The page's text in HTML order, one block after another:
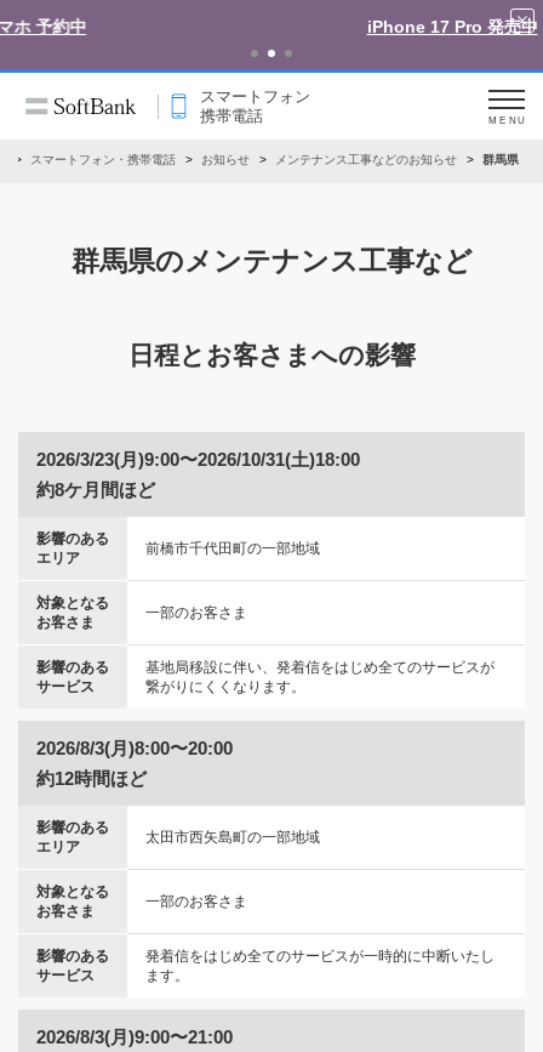
スマートフォン
携帯電話
MENU
スマートフォン・携帯電話 お知らせ メンテナンス工事などのお知らせ 群馬県
群馬県のメンテナンス工事など
日程とお客さまへの影響
2026/3/23(月)9:00〜2026/10/31(土)18:00
約8ケ月間ほど
影響のある
エリア
前橋市千代田町の一部地域
対象となる
お客さま
一部のお客さま
影響のある
サービス
基地局移設に伴い、発着信をはじめ全てのサービスが
繋がりにくくなります。
2026/8/3(月)8:00〜20:00
約12時間ほど
影響のある
エリア
太田市西矢島町の一部地域
対象となる
お客さま
一部のお客さま
影響のある
サービス
発着信をはじめ全てのサービスが一時的に中断いたし
ます。
2026/8/3(月)9:00〜21:00